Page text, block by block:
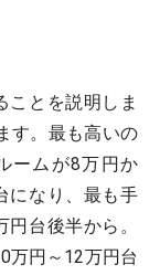
ことを説明しま
す。最も高いの
ームが8万円か
になり、最も手
台後半から。
万円～12万円台